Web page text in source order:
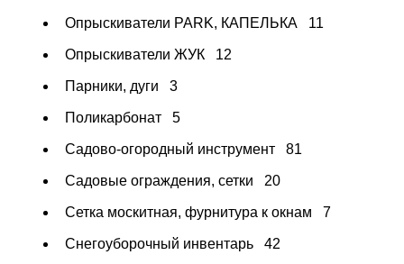
Опрыскиватели PARK, КАПЕЛЬКА 11
Опрыскиватели ЖУК 12
Парники, дуги 3
Поликарбонат 5
Садово-огородный инструмент 81
Садовые ограждения, сетки 20
Сетка москитная, фурнитура к окнам 7
Снегоуборочный инвентарь 42